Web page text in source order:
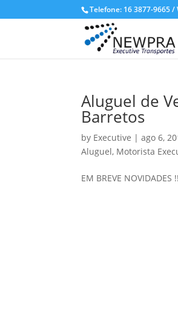
Telefone: 16 3877-9665
Aluguel de
Barretos
by Executive |ago 6,
Aluguel, Motorista
EM BREVE NOVIDADES